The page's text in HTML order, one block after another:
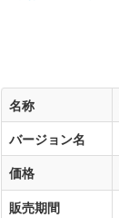
名称
バージョン名
価格
販売期間